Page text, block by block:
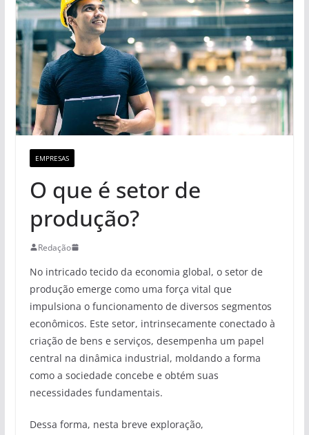
EMPRESAS
O que é setor de
produção?
Redação
No intricado tecido da economia global, o setor de
produção emerge como uma força vital que
impulsiona o funcionamento de diversos segmentos
econômicos. Este setor, intrinsecamente conectado à
criação de bens e serviços, desempenha um papel
central na dinâmica industrial, moldando a forma
como a sociedade concebe e obtém suas
necessidades fundamentais.
Dessa forma, nesta breve exploração,